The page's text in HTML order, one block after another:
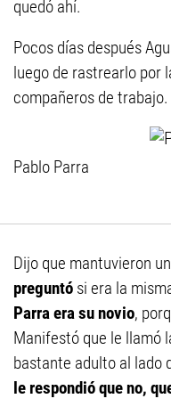
quedó ahí.
Pocos días después
luego de rastrearlo por
compañeros de trabajo.
Pablo Parra
Dijo que mantuvieron
preguntó si era la
Parra era su novio,
Manifestó que le llamó
bastante adulto al lado
le respondió que no,